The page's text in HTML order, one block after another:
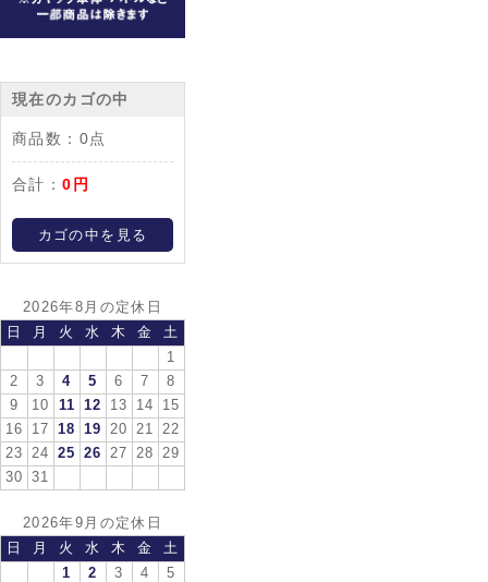
現在のカゴの中
商品数： 0点
合計：0円
カゴの中を見る
2026年8月の定休日
日
月 火 水 木 金
土
1
2
3 4 5 6 7
8
9
10 11 12 13 14
15
16
17 18 19 20 21
22
23
24 25 26 27 28
29
30
31
2026年9月の定休日
日
月 火 水 木 金
土
1
2 3 4
5